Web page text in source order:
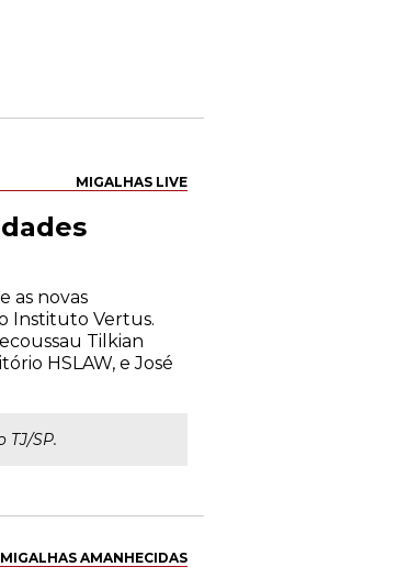
MIGALHAS LIVE
as novas
Instituto Vertus.
Tilkian
HSLAW, e José
TJ/SP.
MIGALHAS AMANHECIDAS